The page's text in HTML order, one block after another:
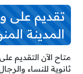
تقديم
المدينة
متاح الآن التقديم
ثانوية للنساء